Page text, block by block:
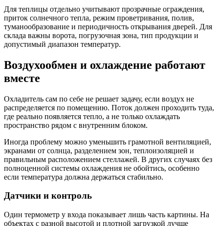
Для теплицы отдельно учитывают прозрачные ограждения,
приток солнечного тепла, режим проветривания, полив,
туманообразование и периодичность открывания дверей. Для
склада важны ворота, погрузочная зона, тип продукции и
допустимый диапазон температур.
Воздухообмен и охлаждение работают
вместе
Охладитель сам по себе не решает задачу, если воздух не
распределяется по помещению. Поток должен проходить туда,
где реально появляется тепло, а не только охлаждать
пространство рядом с внутренним блоком.
Иногда проблему можно уменьшить грамотной вентиляцией,
экранами от солнца, разделением зон, теплоизоляцией и
правильным расположением стеллажей. В других случаях без
полноценной системы охлаждения не обойтись, особенно
если температура должна держаться стабильно.
Датчики и контроль
Один термометр у входа показывает лишь часть картины. На
объектах с разной высотой и плотной загрузкой лучше